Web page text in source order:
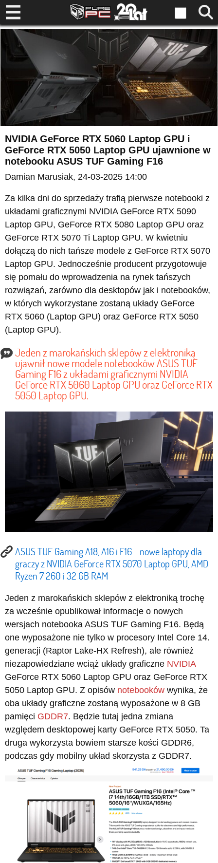
NVIDIA GeForce RTX 5060 Laptop GPU i
GeForce RTX 5050 Laptop GPU ujawnione w
notebooku ASUS TUF Gaming F16
Damian Marusiak, 24-03-2025 14:00
Za kilka dni do sprzedaży trafią pierwsze notebooki z
układami graficznymi NVIDIA GeForce RTX 5090
Laptop GPU, GeForce RTX 5080 Laptop GPU oraz
GeForce RTX 5070 Ti Laptop GPU. W kwietniu
dołączą do nich tańsze modele z GeForce RTX 5070
Laptop GPU. Jednocześnie producent przygotowuje
się pomału do wprowadzenia na rynek tańszych
rozwiązań, zarówno dla desktopów jak i notebooków,
w których wykorzystane zostaną układy GeForce
RTX 5060 (Laptop GPU) oraz GeForce RTX 5050
(Laptop GPU).
Jeden z marokańskich sklepów z elektroniką
ujawnił nowe modele notebooków ASUS TUF
Gaming F16 z układami graficznymi NVIDIA
GeForce RTX 5060 Laptop GPU oraz GeForce RTX
5050 Laptop GPU.
ASUS TUF Gaming A18, A16 i F16 - nowe laptopy dla
graczy z NVIDIA GeForce RTX 5070 Laptop GPU, AMD
Ryzen 7 260 i 32 GB RAM
Jeden z marokańskich sklepów z elektroniką trochę
za wcześnie opublikował informacje o nowych
wersjach notebooka ASUS TUF Gaming F16. Będą
one wyposażone nie tylko w procesory Intel Core 14.
generacji (Raptor Lake-HX Refresh), ale również
niezapowiedziane wciąż układy graficzne NVIDIA
GeForce RTX 5060 Laptop GPU oraz GeForce RTX
5050 Laptop GPU. Z opisów notebooków wynika, że
oba układy graficzne zostaną wyposażone w 8 GB
pamięci GDDR7. Będzie tutaj jedna zmiana
względem desktopowej karty GeForce RTX 5050. Ta
druga wykorzysta bowiem starsze kości GDDR6,
podczas gdy mobilny układ skorzysta z GDDR7.